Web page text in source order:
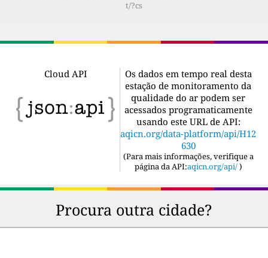
t/?cs
Cloud API
Os dados em tempo real desta
estação de monitoramento da
qualidade do ar podem ser
acessados programaticamente
usando este URL de API:
aqicn.org/data-platform/api/H12
630
(Para mais informações, verifique a
página da API:aqicn.org/api/ )
Procura outra cidade?